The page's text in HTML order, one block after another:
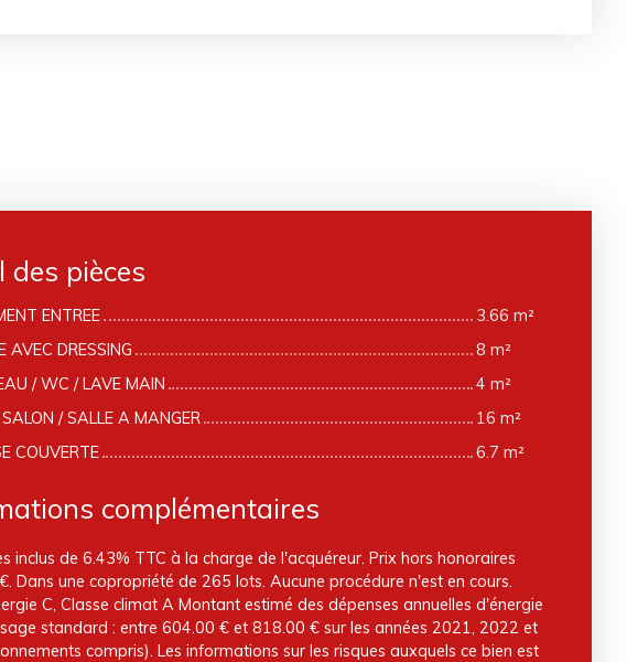
des pièces
ENTREE
3.66 m²
AVEC DRESSING
8 m²
/ WC / LAVE MAIN
4 m²
/ SALLE A MANGER
16 m²
COUVERTE
6.7 m²
complémentaires
inclus de 6.43% TTC à la charge de l'acquéreur. Prix hors honoraires
Dans une copropriété de 265 lots. Aucune procédure n'est en cours.
C, Classe climat A Montant estimé des dépenses annuelles d'énergie
standard : entre 604.00 € et 818.00 € sur les années 2021, 2022 et
compris). Les informations sur les risques auxquels ce bien est